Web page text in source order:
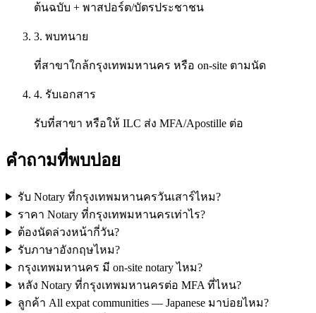
ต้นฉบับ + พาสปอร์ต/บัตรประชาชน
3. พบทนาย
ที่สาขาใกล้กรุงเทพมหานคร หรือ on-site ตามนัด
4. รับเอกสาร
รับที่สาขา หรือให้ ILC ส่ง MFA/Apostille ต่อ
คำถามที่พบบ่อย
รับ Notary ที่กรุงเทพมหานครวันเสาร์ไหม?
ราคา Notary ที่กรุงเทพมหานครเท่าไร?
ต้องนัดล่วงหน้ากี่วัน?
รับภาษาอังกฤษไหม?
กรุงเทพมหานคร มี on-site notary ไหม?
หลัง Notary ที่กรุงเทพมหานครต่อ MFA ที่ไหน?
ลูกค้า All expat communities — Japanese มาบ่อยไหม?